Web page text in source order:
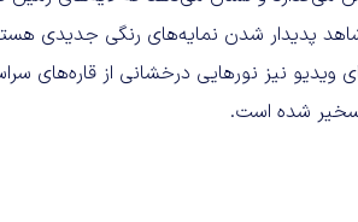
شاهد پدیدار شدن نمایه‌های رنگی جدیدی
ویدیو نیز نورهایی درخشانی از
شده است.